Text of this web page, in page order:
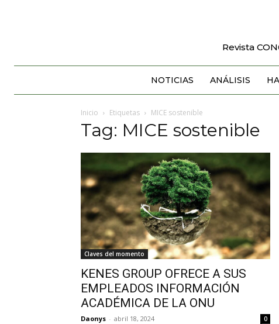
Revista
NOTICIAS ANÁLISIS
Inicio Etiquetas MICE sostenible
Tag: MICE sostenible
Claves del momento
KENES GROUP OFRECE A SUS
EMPLEADOS INFORMACIÓN
ACADÉMICA DE LA ONU
Daonys - abril 18, 2024 0